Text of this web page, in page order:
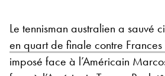
Le tennisman australien a sauvé
en quart de finale contre Frances
imposé face à l’Américain